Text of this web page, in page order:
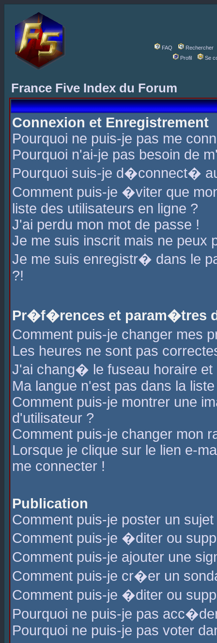
FAQ
Rechercher
Profil
Se
France Five Index du Forum
Connexion et Enregistrement
Pourquoi ne puis-je pas me
Pourquoi n'ai-je pas besoin de
Pourquoi suis-je d�connect�
Comment puis-je �viter que
liste des utilisateurs en ligne ?
J'ai perdu mon mot de passe !
Je me suis inscrit mais ne peux
Je me suis enregistr� dans le
?!
Pr�f�rences et param�tres
Comment puis-je changer mes
Les heures ne sont pas
J'ai chang� le fuseau horaire
Ma langue n'est pas dans la
Comment puis-je montrer une
d'utilisateur ?
Comment puis-je changer mon
Lorsque je clique sur le lien e-
me connecter !
Publication
Comment puis-je poster un
Comment puis-je �diter ou
Comment puis-je ajouter une
Comment puis-je cr�er un
Comment puis-je �diter ou
Pourquoi ne puis-je pas
Pourquoi ne puis-je pas voter